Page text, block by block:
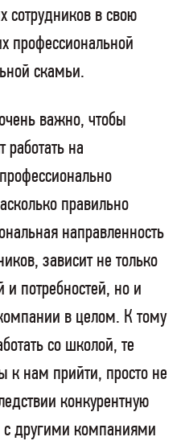
сотрудников в свою
профессиональной
скамьи.
важно, чтобы
работать на
правильно
направленность
зависит не только
потребностей, но и
в целом. К тому
со школой, те
к нам прийти, просто не
конкурентную
другими компаниями